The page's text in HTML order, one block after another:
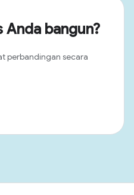
Anda bangun?
perbandingan secara